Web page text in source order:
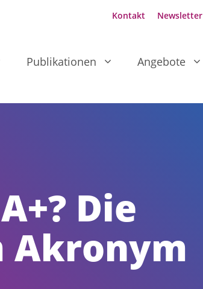
Kontakt Newsletter
Publikationen Angebote
Die
Akronym